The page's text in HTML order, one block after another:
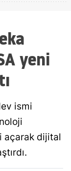
yeni
ismi
açarak dijital